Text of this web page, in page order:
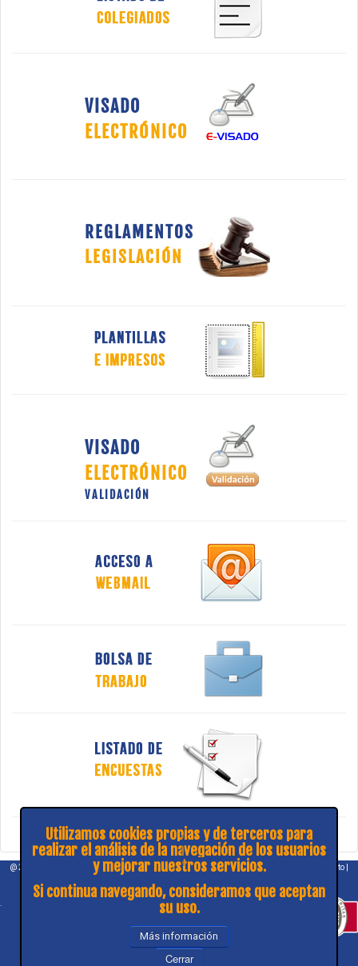
@ 2026 COPITIBA | Aviso legal |Política de privacidad |¿Consulta y sugerencias? Contacto
Mapa web
Utilizamos cookies propias y de terceros para
realizar el análisis de la navegación de los usuarios
y mejorar nuestros servicios.
Si continua navegando, consideramos que aceptan
su uso.
Más información
Cerrar